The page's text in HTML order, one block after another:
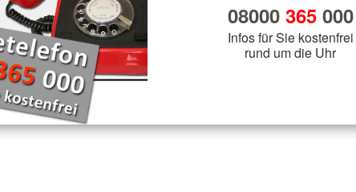
08000 365000
Infos für Sie kostenfrei
rund um die Uhr